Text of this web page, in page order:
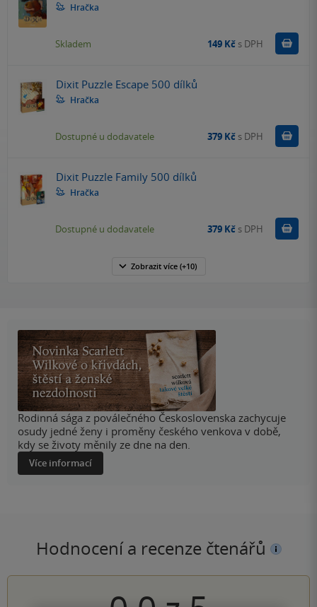
Hračka
Skladem 149 Kč s DPH
Dixit Puzzle Escape 500 dílků
Hračka
Dostupné u dodavatele 379 Kč s DPH
Dixit Puzzle Family 500 dílků
Hračka
Dostupné u dodavatele 379 Kč s DPH
Zobrazit více(+10)
Rodinná sága z poválečného Československa zachycuje
osudy jedné ženy i proměny českého venkova v době,
kdy se životy měnily ze dne na den.
Více informací
Hodnocení a recenze čtenářů